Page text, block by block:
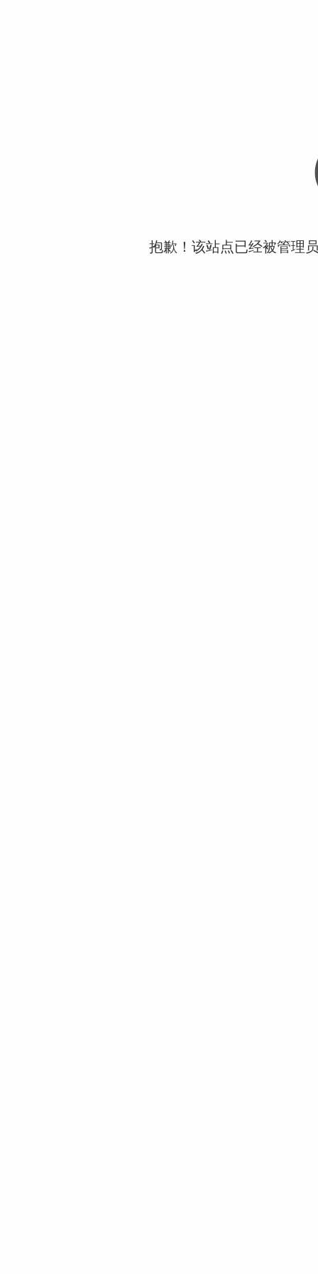
抱歉！该站点已经被管理